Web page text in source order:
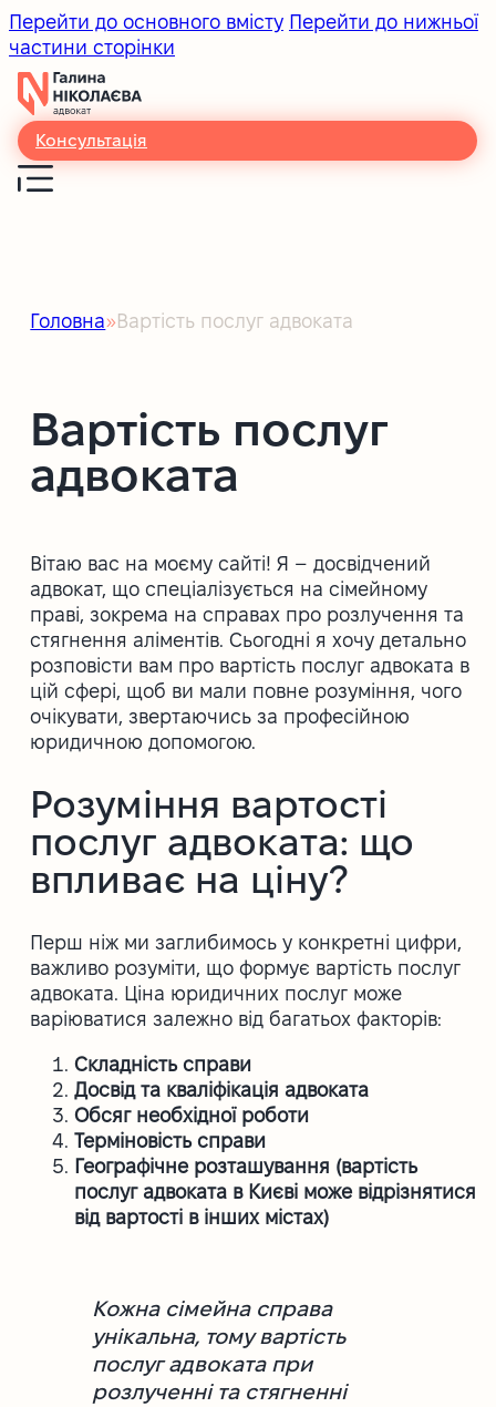
Перейти до основного вмісту Перейти до нижньої
частини сторінки
Консультація
Головна Вартість послуг адвоката
Вартість послуг
адвоката
Вітаю вас на моєму сайті! Я – досвідчений
адвокат, що спеціалізується на сімейному
праві, зокрема на справах про розлучення та
стягнення аліментів. Сьогодні я хочу детально
розповісти вам про вартість послуг адвоката в
цій сфері, щоб ви мали повне розуміння, чого
очікувати, звертаючись за професійною
юридичною допомогою.
Розуміння вартості
послуг адвоката: що
впливає на ціну?
Перш ніж ми заглибимось у конкретні цифри,
важливо розуміти, що формує вартість послуг
адвоката. Ціна юридичних послуг може
варіюватися залежно від багатьох факторів:
Складність справи
Досвід та кваліфікація адвоката
Обсяг необхідної роботи
Терміновість справи
Географічне розташування (вартість
послуг адвоката в Києві може відрізнятися
від вартості в інших містах)
Кожна сімейна справа
унікальна, тому вартість
послуг адвоката при
розлученні та стягненні